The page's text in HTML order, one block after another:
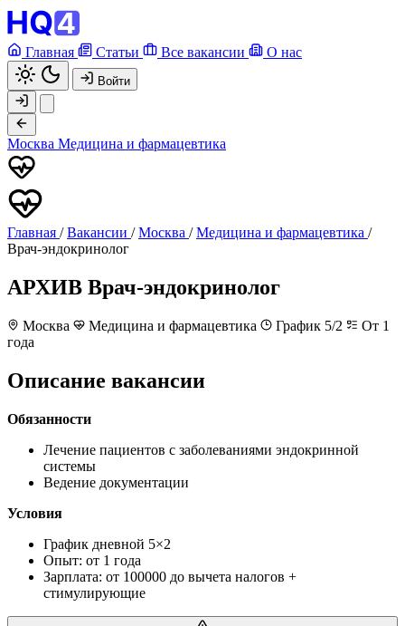
Главная Статьи Все вакансии О нас
Войти
Москва Медицина и фармацевтика
Главная / Вакансии / Москва / Медицина и фармацевтика /
Врач-эндокринолог
АРХИВ Врач-эндокринолог
Москва Медицина и фармацевтика График 5/2
От 1
года
Описание вакансии
Обязанности
Лечение пациентов с заболеваниями эндокринной
системы
Ведение документации
Условия
График дневной 5×2
Опыт: от 1 года
Зарплата: от 100000 до вычета налогов +
стимулирующие